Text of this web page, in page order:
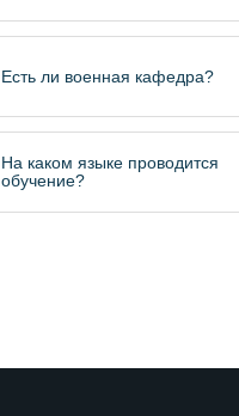
Есть ли военная кафедра?
На каком языке проводится
обучение?